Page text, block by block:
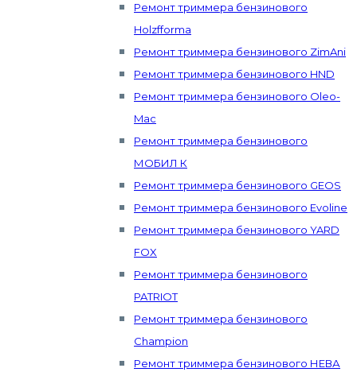
Ремонт триммера бензинового
Holzfforma
Ремонт триммера бензинового ZimAni
Ремонт триммера бензинового HND
Ремонт триммера бензинового Oleo-
Mac
Ремонт триммера бензинового
МОБИЛ К
Ремонт триммера бензинового GEOS
Ремонт триммера бензинового Evoline
Ремонт триммера бензинового YARD
FOX
Ремонт триммера бензинового
PATRIOT
Ремонт триммера бензинового
Champion
Ремонт триммера бензинового НЕВА